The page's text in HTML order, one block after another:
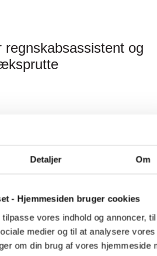
Detaljer Om
- Hjemmesiden bruger cookies
vores indhold og annoncer,
medier og til at analysere
om din brug af vores hjemmeside
regnskabsassistent og